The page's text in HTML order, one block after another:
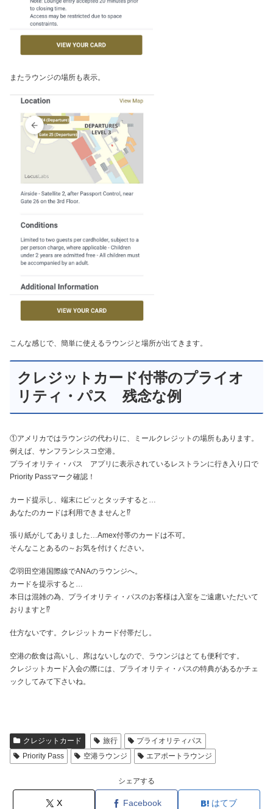
またラウンジの場所も表示。
こんな感じで、簡単に使えるラウンジと場所が出てきます。
クレジットカード付帯のプライオ
リティ・パス 残念な例
①アメリカではラウンジの代わりに、ミールクレジットの場所もあります。
例えば、サンフランシスコ空港。
プライオリティ・パス アプリに表示されているレストランに行き入り口で
Priority Passマーク確認！
カード提示し、端末にピッとタッチすると…
あなたのカードは利用できませんと⁉
張り紙がしてありました…Amex付帯のカードは不可。
そんなことあるの～お気を付けください。
②羽田空港国際線でANAのラウンジへ。
カードを提示すると…
本日は混雑の為、プライオリティ・パスのお客様は入室をご遠慮いただいて
おりますと⁉
仕方ないです。クレジットカード付帯だし。
空港の飲食は高いし、席はないしなので、ラウンジはとても便利です。
クレジットカード入会の際には、プライオリティ・パスの特典があるかチェ
ックしてみて下さいね。
クレジットカード 旅行
プライオリティパス
Priority Pass
空港ラウンジ エアポートラウンジ
シェアする
X Facebook はてブ